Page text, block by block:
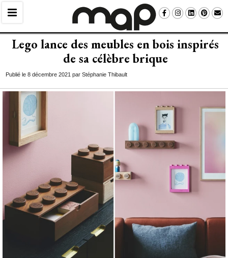
Lego lance des meubles en bois inspirés
de sa célèbre brique
Publié le 8 décembre 2021 par Stéphanie Thibault